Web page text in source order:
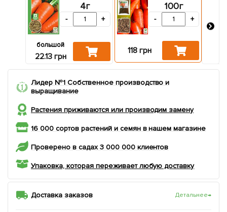
4г
- +
большой
22.13 грн
100г
- +
118 грн
Лидер №1 Собственное производство и
выращивание
Растения приживаются или производим замену
16 000 сортов растений и семян в нашем магазине
Проверено в садах 3 000 000 клиентов
Упаковка, которая переживает любую доставку
Доставка заказов Детальнее→